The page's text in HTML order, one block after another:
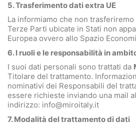
5. Trasferimento dati extra UE
La informiamo che non
Terze Parti ubicate in Stati non
Europea ovvero allo Spazio
6. I ruoli e le responsabilità in
I suoi dati personali sono trattati da
Titolare del trattamento.
nominativi dei Responsabili del
essere richieste inviando una mail
indirizzo: info@miroitaly.it
7. Modalità del trattamento di dati